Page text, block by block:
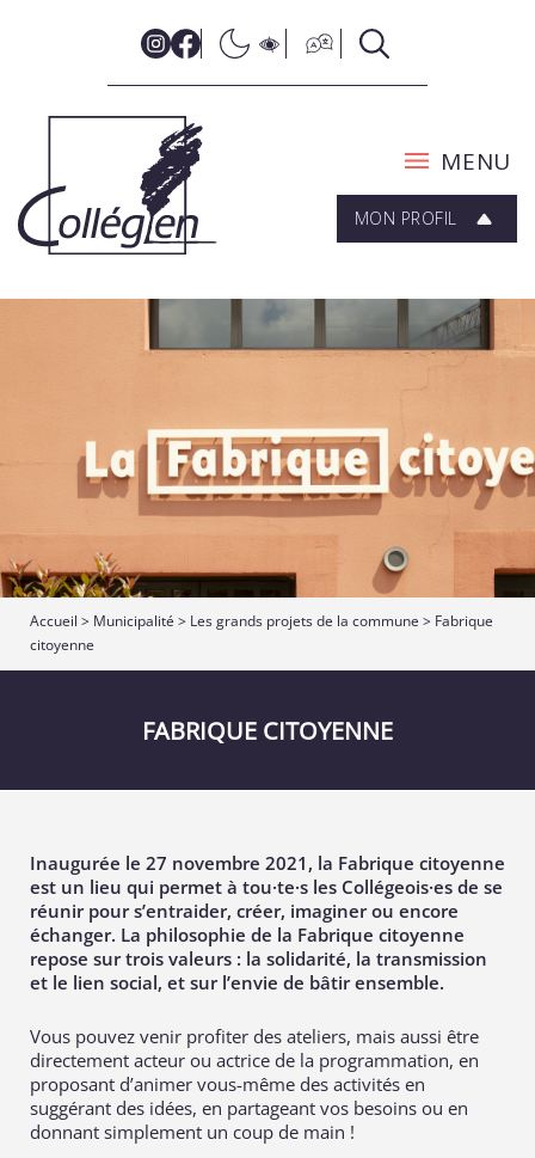
MENU
MON PROFIL
Accueil > Municipalité > Les grands projets de la commune > Fabrique
citoyenne
FABRIQUE CITOYENNE
Inaugurée le 27 novembre 2021, la Fabrique citoyenne
est un lieu qui permet à tou·te·s les Collégeois·es de se
réunir pour s’entraider, créer, imaginer ou encore
échanger. La philosophie de la Fabrique citoyenne
repose sur trois valeurs : la solidarité, la transmission
et le lien social, et sur l’envie de bâtir ensemble.
Vous pouvez venir profiter des ateliers, mais aussi être
directement acteur ou actrice de la programmation, en
proposant d’animer vous-même des activités en
suggérant des idées, en partageant vos besoins ou en
donnant simplement un coup de main !